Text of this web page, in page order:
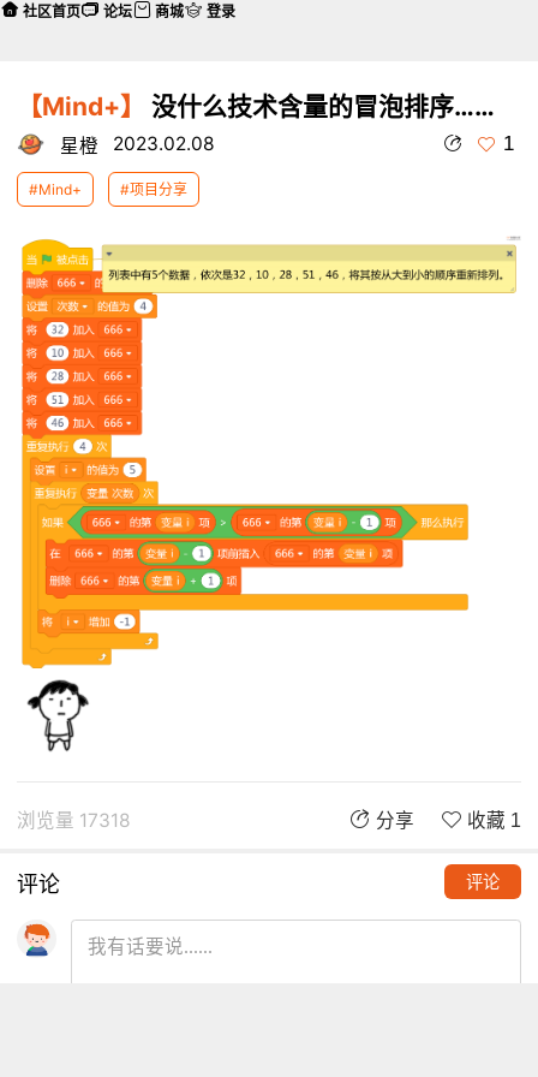
【Mind+】 没什么技术含量的冒泡排序……
星橙 2023.02.08 1
#Mind+ #项目分享
浏览量 17318 分享 收藏 1
评论 评论
社区首页 论坛 商城 登录